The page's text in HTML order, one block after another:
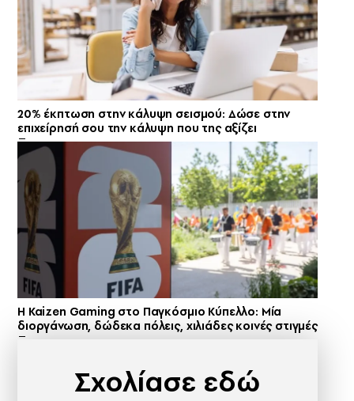
20% έκπτωση στην κάλυψη σεισμού: Δώσε στην
επιχείρησή σου την κάλυψη που της αξίζει
H Kaizen Gaming στο Παγκόσμιο Kύπελλο: Μία
διοργάνωση, δώδεκα πόλεις, χιλιάδες κοινές στιγμές
Σχολίασε εδώ